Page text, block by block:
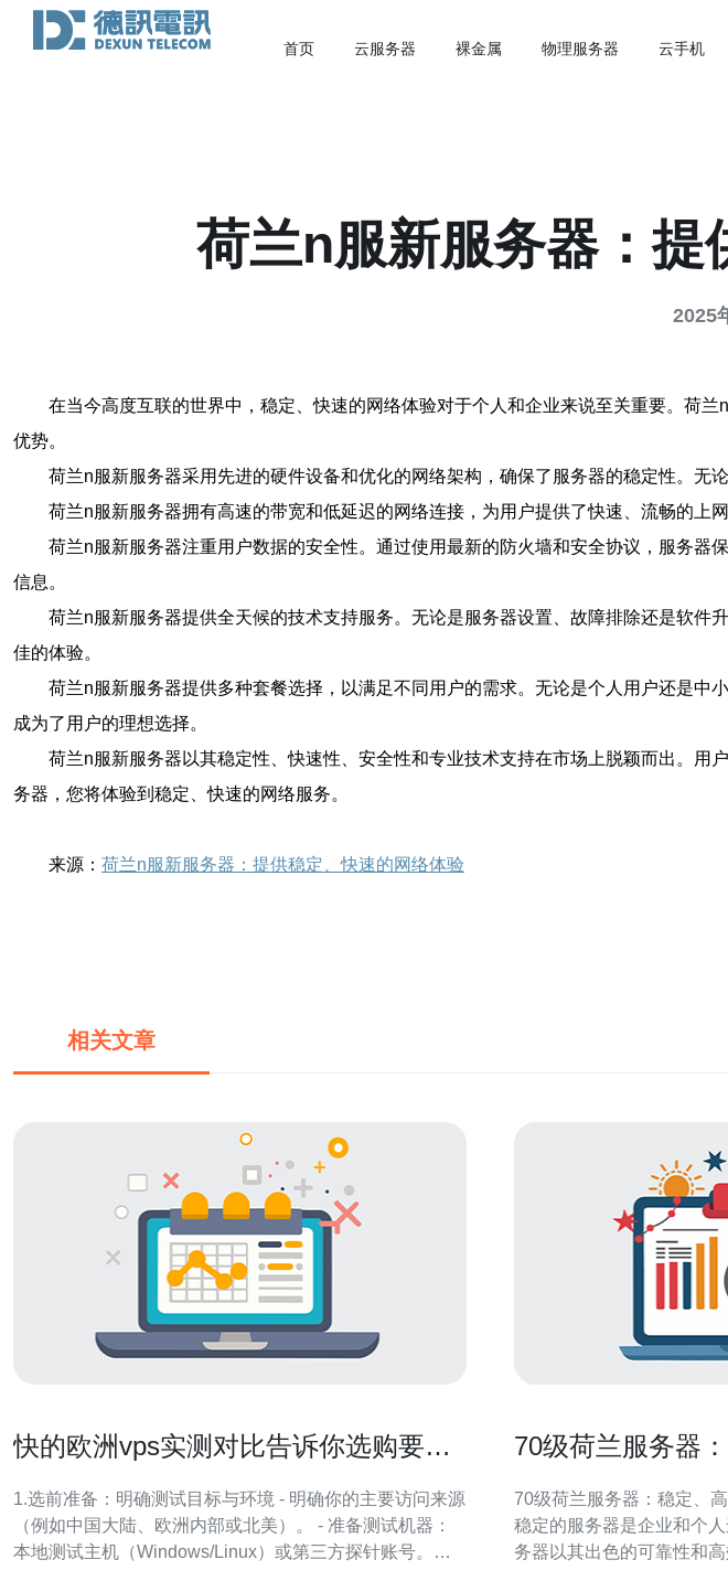
首页 云服务器 裸金属 物理服务器 云手机
荷兰n服新服务器：提
2025
在当今高度互联的世界中，稳定、快速的网络体验对于个人和企业来说至关重要。荷
优势。
荷兰n服新服务器采用先进的硬件设备和优化的网络架构，确保了服务器的稳定性。无
荷兰n服新服务器拥有高速的带宽和低延迟的网络连接，为用户提供了快速、流畅的上
荷兰n服新服务器注重用户数据的安全性。通过使用最新的防火墙和安全协议，服务
信息。
荷兰n服新服务器提供全天候的技术支持服务。无论是服务器设置、故障排除还是软
佳的体验。
荷兰n服新服务器提供多种套餐选择，以满足不同用户的需求。无论是个人用户还是
成为了用户的理想选择。
荷兰n服新服务器以其稳定性、快速性、安全性和专业技术支持在市场上脱颖而出。
务器，您将体验到稳定、快速的网络服务。
来源： 荷兰n服新服务器：提供稳定、快速的网络体验
相关文章
快的欧洲vps实测对比告诉你选购要点
1.选前准备：明确测试目标与环境 - 明确你的主要访问来源
（例如中国大陆、欧洲内部或北美）。 - 准备测试机器：
本地测试主机（Windows/Linux）或第三方探针账号。记
70级荷兰服务器
70级荷兰服务器：稳定、高效的选择 在当
稳定的服务器是企业和个
务器以其出色的可靠性和